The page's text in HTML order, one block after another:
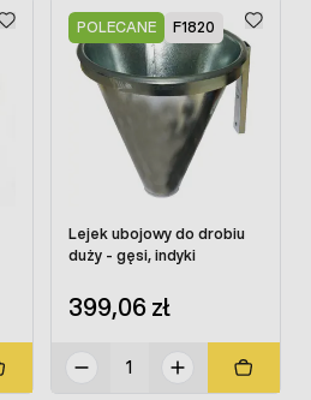
POLECANE F1820
Lejek ubojowy do drobiu
duży - gęsi, indyki
399,06 zł